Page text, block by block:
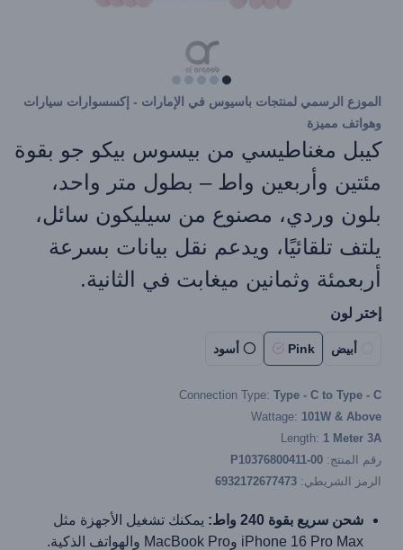
الموزع الرسمي لمنتجات باسيوس في الإمارات - إكسسوارات سيارات
وهواتف مميزة
كيبل مغناطيسي من بيسوس بيكو جو بقوة
مئتين وأربعين واط – بطول متر واحد،
بلون وردي، مصنوع من سيليكون سائل،
يلتف تلقائيًا، ويدعم نقل بيانات بسرعة
أربعمئة وثمانين ميغابت في الثانية.
إختر لون
أبيض Pink أسود
Connection Type: Type - C to Type - C
Wattage: 101W & Above
Length: 1 Meter 3A
رقم المنتج: P10376800411-00
الرمز الشريطي: 6932172677473
شحن سريع بقوة 240 واط:
يمكنك تشغيل الأجهزة مثل
iPhone 16 Pro Max وMacBook Pro والهواتف الذكية.